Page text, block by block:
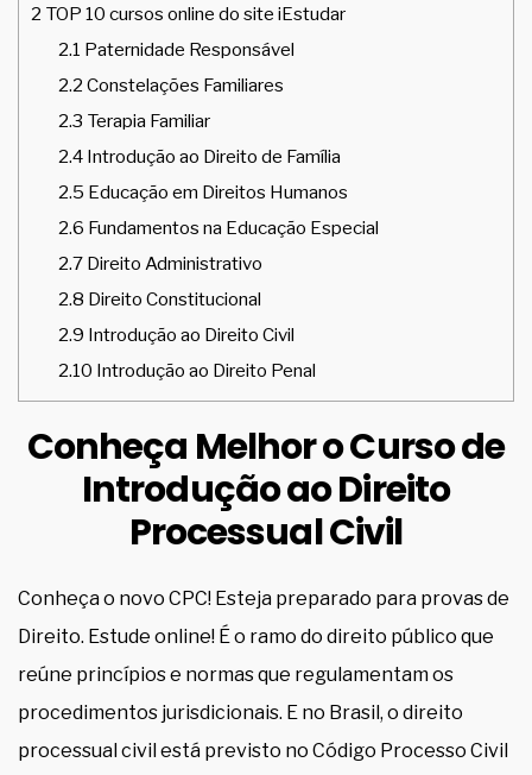
2 TOP 10 cursos online do site iEstudar
2.1 Paternidade Responsável
2.2 Constelações Familiares
2.3 Terapia Familiar
2.4Introdução ao Direito de Família
2.5 Educação em Direitos Humanos
2.6 Fundamentos na Educação Especial
2.7Direito Administrativo
2.8 Direito Constitucional
2.9 Introdução ao Direito Civil
2.10 Introdução ao Direito Penal
Conheça Melhor o Curso de
Introdução ao Direito
Processual Civil
Conheça o novo CPC! Esteja preparado para provas de
Direito. Estude online! É o ramo do direito público que
reúne princípios e normas que regulamentam os
procedimentos jurisdicionais. E no Brasil, o direito
processual civil está previsto no Código Processo Civil